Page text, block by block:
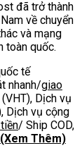
đã trở thành
về chuyển
và mạng
toàn quốc.
tế
nhanh/giao
(VHT), Dịch vụ
Dịch vụ cộng
/ Ship COD,
(Xem Thêm)